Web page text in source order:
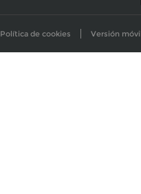
Política de cookies Versión